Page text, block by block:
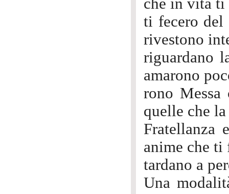
che in vita ti
ti fecero del
rivestono
riguardano
amarono
rono Messa
quelle che
Fratellanza
anime che ti
tardano a
Una